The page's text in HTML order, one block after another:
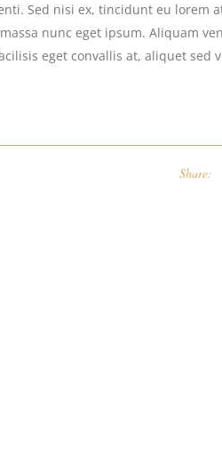
Sed nisi ex, tincidunt eu lorem
nunc eget ipsum. Aliquam
eget convallis at, aliquet sed
Share: